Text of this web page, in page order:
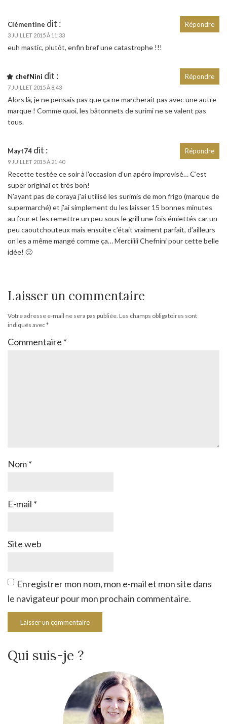
Clémentine dit :
3 JUILLET 2015 À 11:33
euh mastic, plutôt, enfin bref une catastrophe !!!
Répondre
chefNini dit :
7 JUILLET 2015 À 8:43
Alors là, je ne pensais pas que ça ne marcherait pas avec une autre
marque ! Comme quoi, les bâtonnets de surimi ne se valent pas
tous.
Répondre
Mayt74 dit :
9 JUILLET 2015 À 21:40
Recette testée ce soir à l’occasion d’un apéro improvisé… C’est
super original et très bon!
N’ayant pas de coraya j’ai utilisé les surimis de mon frigo (marque de
supermarché) et j’ai simplement du les laisser 15 bonnes minutes
au four et les remettre un peu sous le grill une fois émiettés car un
peu caoutchouteux mais ensuite c’était vraiment parfait, d’ailleurs
on les a même mangé comme ça… Merciiiii Chefnini pour cette belle
idée! 🙂
Répondre
Laisser un commentaire
Votre adresse e-mail ne sera pas publiée. Les champs obligatoires sont
indiqués avec*
Commentaire *
Nom*
E-mail *
Site web
Enregistrer mon nom, mon e-mail et mon site dans
le navigateur pour mon prochain commentaire.
Qui suis-je ?